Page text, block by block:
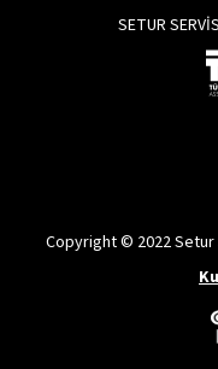
SETUR
Copyright © 2022 Setur